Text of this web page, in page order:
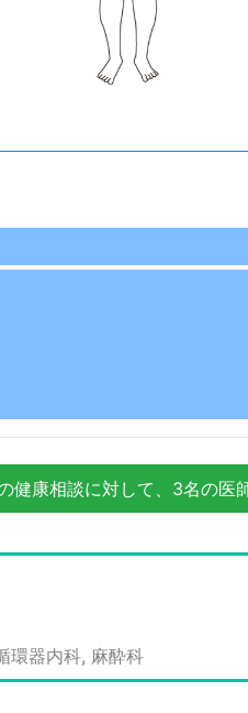
健康相談に対して、3名の医
環器内科, 麻酔科